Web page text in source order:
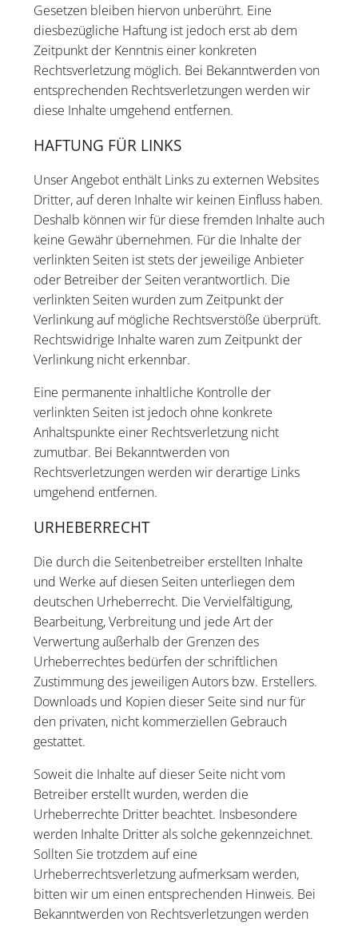
Gesetzen bleiben hiervon unberührt. Eine
diesbezügliche Haftung ist jedoch erst ab dem
Zeitpunkt der Kenntnis einer konkreten
Rechtsverletzung möglich. Bei Bekanntwerden von
entsprechenden Rechtsverletzungen werden wir
diese Inhalte umgehend entfernen.
HAFTUNG FÜR LINKS
Unser Angebot enthält Links zu externen Websites
Dritter, auf deren Inhalte wir keinen Einfluss haben.
Deshalb können wir für diese fremden Inhalte auch
keine Gewähr übernehmen. Für die Inhalte der
verlinkten Seiten ist stets der jeweilige Anbieter
oder Betreiber der Seiten verantwortlich. Die
verlinkten Seiten wurden zum Zeitpunkt der
Verlinkung auf mögliche Rechtsverstöße überprüft.
Rechtswidrige Inhalte waren zum Zeitpunkt der
Verlinkung nicht erkennbar.
Eine permanente inhaltliche Kontrolle der
verlinkten Seiten ist jedoch ohne konkrete
Anhaltspunkte einer Rechtsverletzung nicht
zumutbar. Bei Bekanntwerden von
Rechtsverletzungen werden wir derartige Links
umgehend entfernen.
URHEBERRECHT
Die durch die Seitenbetreiber erstellten Inhalte
und Werke auf diesen Seiten unterliegen dem
deutschen Urheberrecht. Die Vervielfältigung,
Bearbeitung, Verbreitung und jede Art der
Verwertung außerhalb der Grenzen des
Urheberrechtes bedürfen der schriftlichen
Zustimmung des jeweiligen Autors bzw. Erstellers.
Downloads und Kopien dieser Seite sind nur für
den privaten, nicht kommerziellen Gebrauch
gestattet.
Soweit die Inhalte auf dieser Seite nicht vom
Betreiber erstellt wurden, werden die
Urheberrechte Dritter beachtet. Insbesondere
werden Inhalte Dritter als solche gekennzeichnet.
Sollten Sie trotzdem auf eine
Urheberrechtsverletzung aufmerksam werden,
bitten wir um einen entsprechenden Hinweis. Bei
Bekanntwerden von Rechtsverletzungen werden